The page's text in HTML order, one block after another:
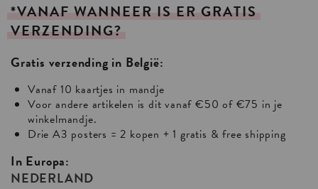
*VANAF WANNEER IS ER GRATIS
VERZENDING?
Gratis verzending in België:
Vanaf 10 kaartjes in mandje
Voor andere artikelen is dit vanaf €50 of €75 in je
winkelmandje.
Drie A3 posters = 2 kopen + 1 gratis & free shipping
In Europa:
NEDERLAND